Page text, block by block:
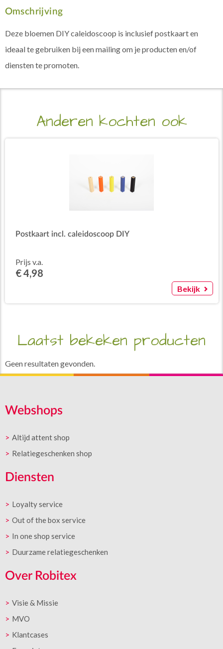
Omschrijving
Deze bloemen DIY caleidoscoop is inclusief postkaart en
ideaal te gebruiken bij een mailing om je producten en/of
diensten te promoten.
Anderen kochten ook
Postkaart incl. caleidoscoop DIY
Prijs v.a.
€ 4,98
Bekijk
Laatst bekeken producten
Geen resultaten gevonden.
Webshops
Altijd attent shop
Relatiegeschenken shop
Diensten
Loyalty service
Out of the box service
In one shop service
Duurzame relatiegeschenken
Over Robitex
Visie & Missie
MVO
Klantcases